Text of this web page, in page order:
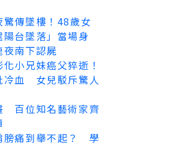
驚傳墜樓！48歲女
陽台墜落」當場身
南下認屍
小兄妹癌父猝逝！
冷血 女兒駁斥驚人
百位知名藝術家齊
膀痛到舉不起？ 學